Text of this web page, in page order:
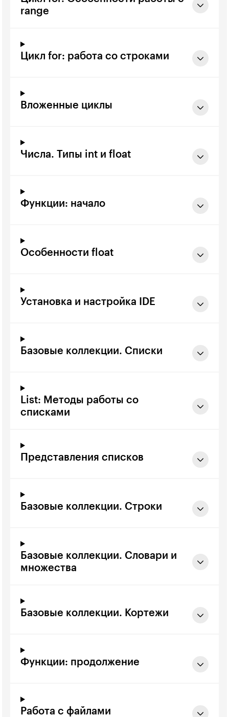
range
Цикл for: работа со строками
Вложенные циклы
Числа. Типы int и float
Функции: начало
Особенности float
Установка и настройка IDE
Базовые коллекции. Списки
List: Методы работы со
списками
Представления списков
Базовые коллекции. Строки
Базовые коллекции. Словари и
множества
Базовые коллекции. Кортежи
Функции: продолжение
Работа с файлами